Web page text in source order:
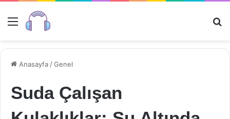
Menü
Anasayfa /Genel
Suda Çalışan